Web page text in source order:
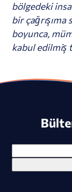
bölgedeki
bir
boyunca,
kabul edilmiş